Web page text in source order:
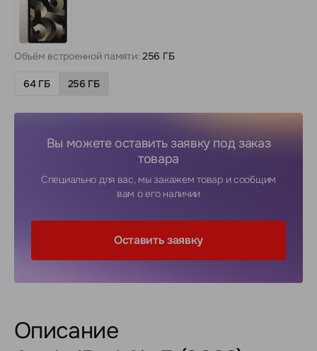
Объём встроенной памяти: 256 ГБ
64 ГБ 256 ГБ
Вы можете оставить заявку под заказ
товара
Специально для вас, мы закажем товар и сообщим
вам о его наличии
Оставить заявку
Описание